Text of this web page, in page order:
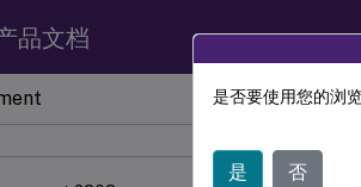
品文档
此内容已经
是否要使用您的浏
是 否